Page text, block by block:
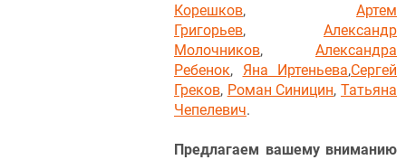
Корешков, Артем
Григорьев, Александр
Молочников, Александра
Ребенок, Яна Иртеньева,Сергей
Греков, Роман Синицин,Татьяна
Чепелевич.
Предлагаем вашему вниманию